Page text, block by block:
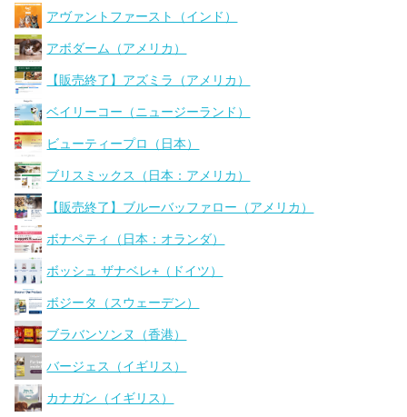
アヴァントファースト（インド）
アボダーム（アメリカ）
【販売終了】アズミラ（アメリカ）
ベイリーコー（ニュージーランド）
ビューティープロ（日本）
ブリスミックス（日本：アメリカ）
【販売終了】ブルーバッファロー（アメリカ）
ボナペティ（日本：オランダ）
ボッシュ ザナベレ+（ドイツ）
ボジータ（スウェーデン）
ブラバンソンヌ（香港）
バージェス（イギリス）
カナガン（イギリス）